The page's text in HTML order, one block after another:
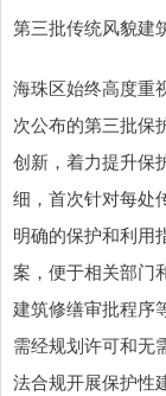
第三批传统风貌建
海珠区始终高度重
次公布的第三批保
创新，着力提升保
细，首次针对每处
明确的保护和利用
案，便于相关部门
建筑修缮审批程序
需经规划许可和无
法合规开展保护性